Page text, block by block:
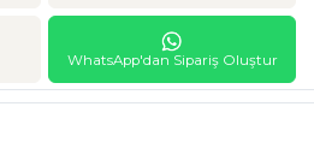
WhatsApp'dan Sipariş Oluştur